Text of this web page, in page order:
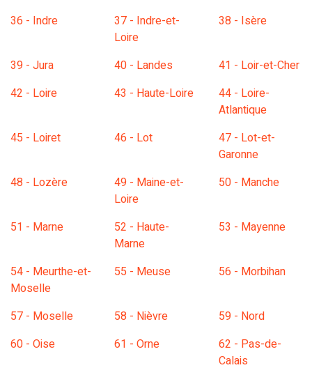
36 - Indre
37 - Indre-et-
Loire
38 - Isère
39 - Jura 40 - Landes
41 - Loir-et-Cher
42 - Loire
43 - Haute-Loire
44 - Loire-
Atlantique
45 - Loiret
46 - Lot
47 - Lot-et-
Garonne
48 - Lozère
49 - Maine-et-
Loire
50 - Manche
51 - Marne
52 - Haute-
Marne
53 - Mayenne
54 - Meurthe-et-
Moselle
55 - Meuse 56 - Morbihan
57 - Moselle 58 - Nièvre
59 - Nord
60 - Oise
61 - Orne
62 - Pas-de-
Calais